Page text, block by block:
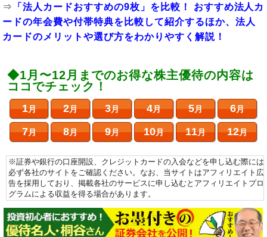
⇒
「法人カードおすすめの9枚」を比較！ おすすめ法人カ
ードの年会費や付帯特典を比較して紹介するほか、法人
カードのメリットや選び方をわかりやすく解説！
◆1月〜12月までのお得な株主優待の内容は
ココでチェック！
1月 2月 3月 4月 5月 6月
7月 8月 9月 10月 11月 12月
※証券や銀行の口座開設、クレジットカードの入会などを申し込む際には
必ず各社のサイトをご確認ください。なお、当サイトはアフィリエイト広
告を採用しており、掲載各社のサービスに申し込むとアフィリエイトプロ
グラムによる収益を得る場合があります。